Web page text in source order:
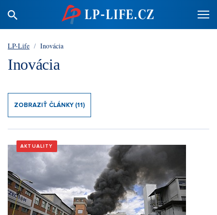
LP-Life / Inovácia
Inovácia
ZOBRAZIŤ ČLÁNKY (11)
AKTUALITY